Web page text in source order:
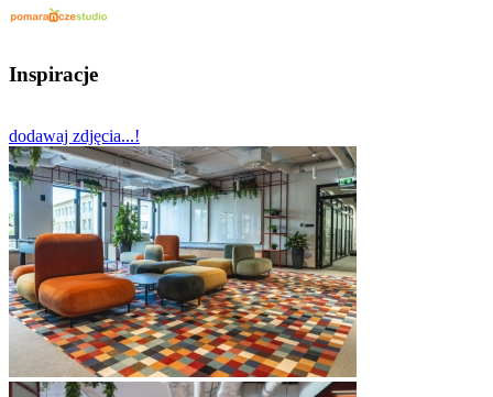
Inspiracje
dodawaj zdjęcia...!